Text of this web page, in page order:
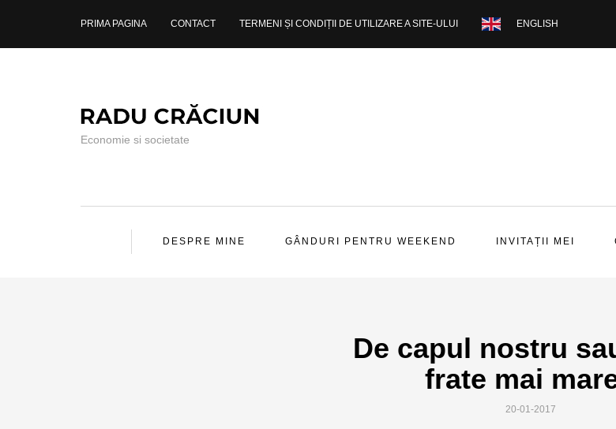
PRIMA PAGINA CONTACT TERMENI ȘI CONDIȚII DE UTILIZARE A SITE-ULUI ENGLISH
Economie si societate
DESPRE MINE GÂNDURI PENTRU WEEKEND INVITAȚII MEI
De capul nostru
frate mai
20-01-2017